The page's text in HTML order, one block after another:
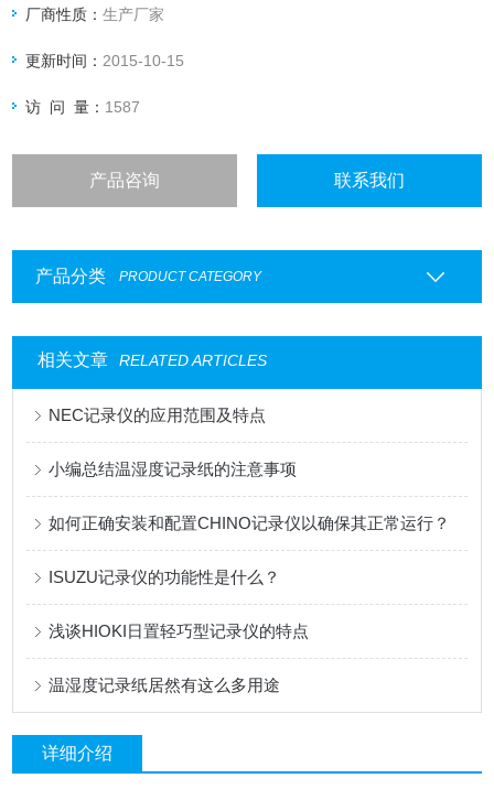
厂商性质：生产厂家
更新时间： 2015-10-15
访 问 量： 1587
产品咨询 联系我们
产品分类 PRODUCT CATEGORY
相关文章 RELATED ARTICLES
NEC记录仪的应用范围及特点
小编总结温湿度记录纸的注意事项
如何正确安装和配置CHINO记录仪以确保其正常运行？
ISUZU记录仪的功能性是什么？
浅谈HIOKI日置轻巧型记录仪的特点
温湿度记录纸居然有这么多用途
详细介绍